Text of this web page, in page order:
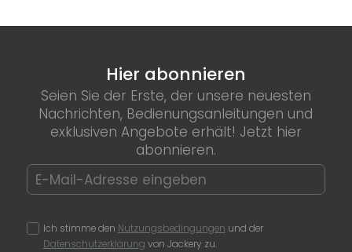
Hier abonnieren
Seien Sie der Erste, der unsere neuesten
Nachrichten, Bedienungsanleitungen und
exklusiven Angebote erhält! Jetzt hier
abonnieren.
Ich stimme den Nutzungsbedingungen und der
Datenschutzerklärung von Jackery zu.